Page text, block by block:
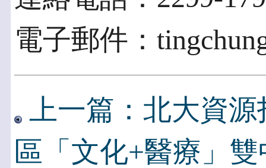
電子郵件：
上一篇：北大資
區「文化+醫療」